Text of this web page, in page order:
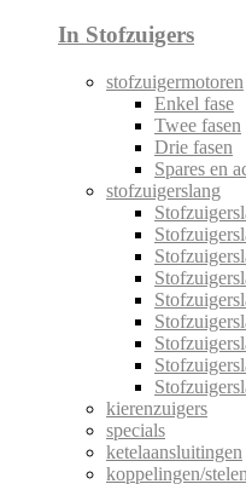
In Stofzuigers
stofzuigermotoren
Enkel fase
Twee fasen
Drie fasen
Spares en
stofzuigerslang
kierenzuigers
specials
ketelaansluitingen
koppelingen/stelen